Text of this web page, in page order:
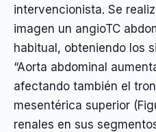
intervencionista. Se
imagen un angioTC
habitual, obteniendo los
“Aorta abdominal
afectando también el
mesentérica superior
renales en sus